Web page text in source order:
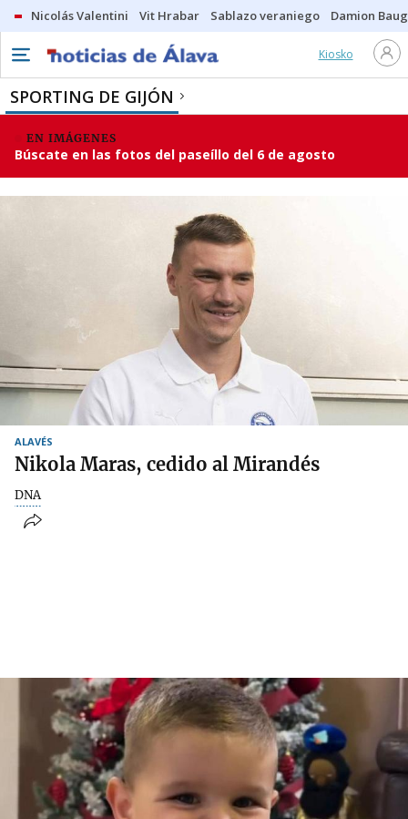
Nicolás Valentini Vit Hrabar Sablazo veraniego Damion
Kiosko
SPORTING DE GIJÓN
EN IMÁGENES
Búscate en las fotos del paseíllo del 6 de agosto
ALAVÉS
Nikola Maras, cedido al Mirandés
DNA